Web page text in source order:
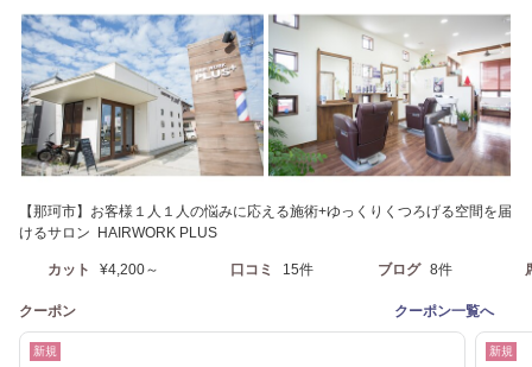
【那珂市】お客様１人１人の悩みに応える施術+ゆっくりくつろげる空間を届
けるサロン HAIRWORK PLUS
カット ¥4,200～ 口コミ 15件 ブログ 8件
クーポン クーポン一覧へ
新規 新規